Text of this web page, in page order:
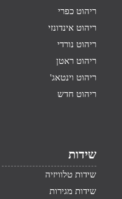
ריהוט כפרי
ריהוט אינדונזי
ריהוט נורדי
ריהוט ראטן
ריהוט וינטאג'
ריהוט חדש
שידות
שידות טלוויזיה
שידות מגירות